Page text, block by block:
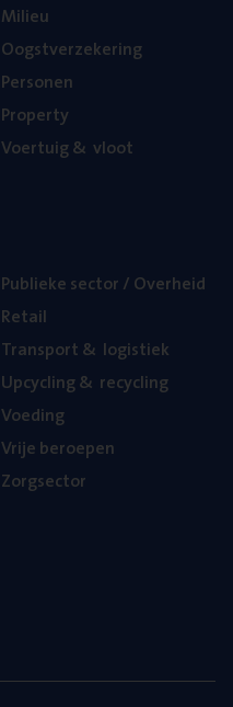
Mili­eu
Oogst­ver­ze­ke­ring
Per­so­nen
Pro­per­ty
Voer­tuig& vloot
Publie­ke sec­tor / Overheid
Retail
Trans­port& logistiek
Upcy­cling& recycling
Voe­ding
Vrije beroe­pen
Zorg­sec­tor